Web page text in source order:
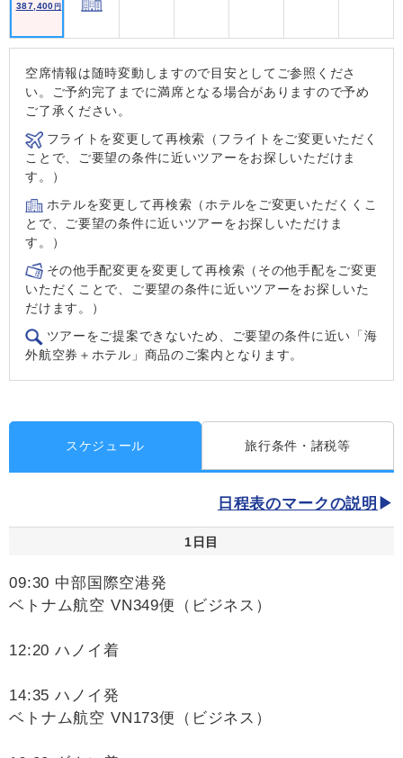
387,400 円
空席情報は随時変動しますので目安としてご参照くださ
い。ご予約完了までに満席となる場合がありますので予め
ご了承ください。
フライトを変更して再検索（フライトをご変更いただく
ことで、ご要望の条件に近いツアーをお探しいただけま
す。）
ホテルを変更して再検索（ホテルをご変更いただくくこ
とで、ご要望の条件に近いツアーをお探しいただけま
す。）
その他手配変更を変更して再検索（その他手配をご変更
いただくことで、ご要望の条件に近いツアーをお探しいた
だけます。）
ツアーをご提案できないため、ご要望の条件に近い「海
外航空券＋ホテル」商品のご案内となります。
スケジュール 旅行条件・諸税等
日程表のマークの説明
1日目
09:30 中部国際空港発
ベトナム航空 VN349便（ビジネス）
12:20 ハノイ着
14:35 ハノイ発
ベトナム航空 VN173便（ビジネス）